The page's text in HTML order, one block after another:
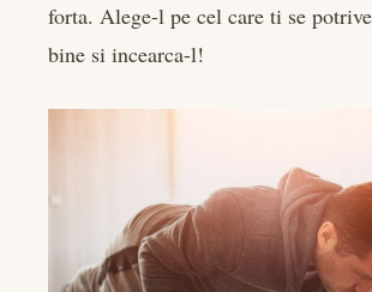
forta. Alege-l pe cel care ti se
bine si incearca-l!